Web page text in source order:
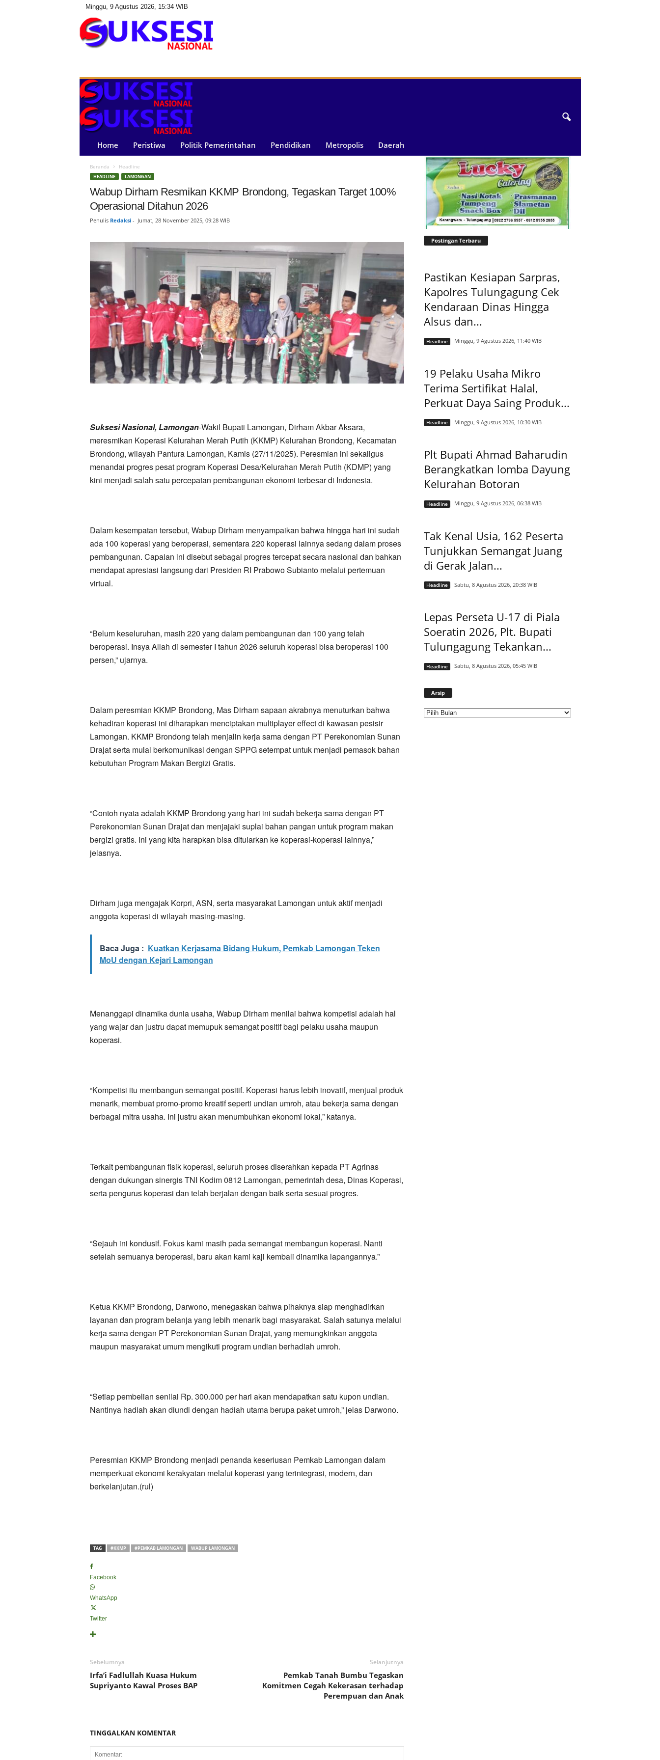
Minggu, 9 Agustus 2026, 15:34 WIB
s
e
i
N
i
Home Peristiwa Politik Pemerintahan Pendidikan Metropolis Daerah
Beranda Headline
HEADLINE LAMONGAN
Wabup Dirham Resmikan KKMP Brondong, Tegaskan Target 100%
Operasional Ditahun 2026
Penulis Redaksi- Jumat, 28 November 2025, 09:28 WIB
Suksesi Nasional, Lamongan-Wakil Bupati Lamongan, Dirham Akbar Aksara,
meresmikan Koperasi Kelurahan Merah Putih (KKMP) Kelurahan Brondong, Kecamatan
Brondong, wilayah Pantura Lamongan, Kamis (27/11/2025). Peresmian ini sekaligus
menandai progres pesat program Koperasi Desa/Kelurahan Merah Putih (KDMP) yang
kini menjadi salah satu percepatan pembangunan ekonomi terbesar di Indonesia.
Dalam kesempatan tersebut, Wabup Dirham menyampaikan bahwa hingga hari ini sudah
ada 100 koperasi yang beroperasi, sementara 220 koperasi lainnya sedang dalam proses
pembangunan. Capaian ini disebut sebagai progres tercepat secara nasional dan bahkan
mendapat apresiasi langsung dari Presiden RI Prabowo Subianto melalui pertemuan
virtual.
“Belum keseluruhan, masih 220 yang dalam pembangunan dan 100 yang telah
beroperasi. Insya Allah di semester I tahun 2026 seluruh koperasi bisa beroperasi 100
persen,” ujarnya.
Dalam peresmian KKMP Brondong, Mas Dirham sapaan akrabnya menuturkan bahwa
kehadiran koperasi ini diharapkan menciptakan multiplayer effect di kawasan pesisir
Lamongan. KKMP Brondong telah menjalin kerja sama dengan PT Perekonomian Sunan
Drajat serta mulai berkomunikasi dengan SPPG setempat untuk menjadi pemasok bahan
kebutuhan Program Makan Bergizi Gratis.
“Contoh nyata adalah KKMP Brondong yang hari ini sudah bekerja sama dengan PT
Perekonomian Sunan Drajat dan menjajaki suplai bahan pangan untuk program makan
bergizi gratis. Ini yang kita harapkan bisa ditularkan ke koperasi-koperasi lainnya,”
jelasnya.
Dirham juga mengajak Korpri, ASN, serta masyarakat Lamongan untuk aktif menjadi
anggota koperasi di wilayah masing-masing.
Baca Juga : Kuatkan Kerjasama Bidang Hukum, Pemkab Lamongan Teken
MoU dengan Kejari Lamongan
Menanggapi dinamika dunia usaha, Wabup Dirham menilai bahwa kompetisi adalah hal
yang wajar dan justru dapat memupuk semangat positif bagi pelaku usaha maupun
koperasi.
“Kompetisi itu membangun semangat positif. Koperasi harus lebih inovatif, menjual produk
menarik, membuat promo-promo kreatif seperti undian umroh, atau bekerja sama dengan
berbagai mitra usaha. Ini justru akan menumbuhkan ekonomi lokal,” katanya.
Terkait pembangunan fisik koperasi, seluruh proses diserahkan kepada PT Agrinas
dengan dukungan sinergis TNI Kodim 0812 Lamongan, pemerintah desa, Dinas Koperasi,
serta pengurus koperasi dan telah berjalan dengan baik serta sesuai progres.
“Sejauh ini kondusif. Fokus kami masih pada semangat membangun koperasi. Nanti
setelah semuanya beroperasi, baru akan kami kaji kembali dinamika lapangannya.”
Ketua KKMP Brondong, Darwono, menegaskan bahwa pihaknya siap menghadirkan
layanan dan program belanja yang lebih menarik bagi masyarakat. Salah satunya melalui
kerja sama dengan PT Perekonomian Sunan Drajat, yang memungkinkan anggota
maupun masyarakat umum mengikuti program undian berhadiah umroh.
“Setiap pembelian senilai Rp. 300.000 per hari akan mendapatkan satu kupon undian.
Nantinya hadiah akan diundi dengan hadiah utama berupa paket umroh,” jelas Darwono.
Peresmian KKMP Brondong menjadi penanda keseriusan Pemkab Lamongan dalam
memperkuat ekonomi kerakyatan melalui koperasi yang terintegrasi, modern, dan
berkelanjutan.(rul)
TAG #KKMP #PEMKAB LAMONGAN WABUP LAMONGAN
Facebook
WhatsApp
Twitter
Sebelumnya
Irfa’i Fadlullah Kuasa Hukum
Supriyanto Kawal Proses BAP
Selanjutnya
Pemkab Tanah Bumbu Tegaskan
Komitmen Cegah Kekerasan terhadap
Perempuan dan Anak
TINGGALKAN KOMENTAR
Postingan Terbaru
Pastikan Kesiapan Sarpras,
Kapolres Tulungagung Cek
Kendaraan Dinas Hingga
Alsus dan...
Headline Minggu, 9 Agustus 2026, 11:40 WIB
19 Pelaku Usaha Mikro
Terima Sertifikat Halal,
Perkuat Daya Saing Produk...
Headline Minggu, 9 Agustus 2026, 10:30 WIB
Plt Bupati Ahmad Baharudin
Berangkatkan lomba Dayung
Kelurahan Botoran
Headline Minggu, 9 Agustus 2026, 06:38 WIB
Tak Kenal Usia, 162 Peserta
Tunjukkan Semangat Juang
di Gerak Jalan...
Headline Sabtu, 8 Agustus 2026, 20:38 WIB
Lepas Perseta U-17 di Piala
Soeratin 2026, Plt. Bupati
Tulungagung Tekankan...
Headline Sabtu, 8 Agustus 2026, 05:45 WIB
Arsip